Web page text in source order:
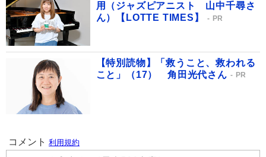
用（ジャズピアニスト 山中千尋さ
ん）【LOTTE TIMES】
PR
【特別読物】「救うこと、救われる
こと」（17） 角田光代さん
PR